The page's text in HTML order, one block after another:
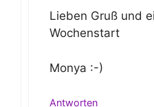
Lieben Gruß und
Wochenstart
Monya :-)
Antworten